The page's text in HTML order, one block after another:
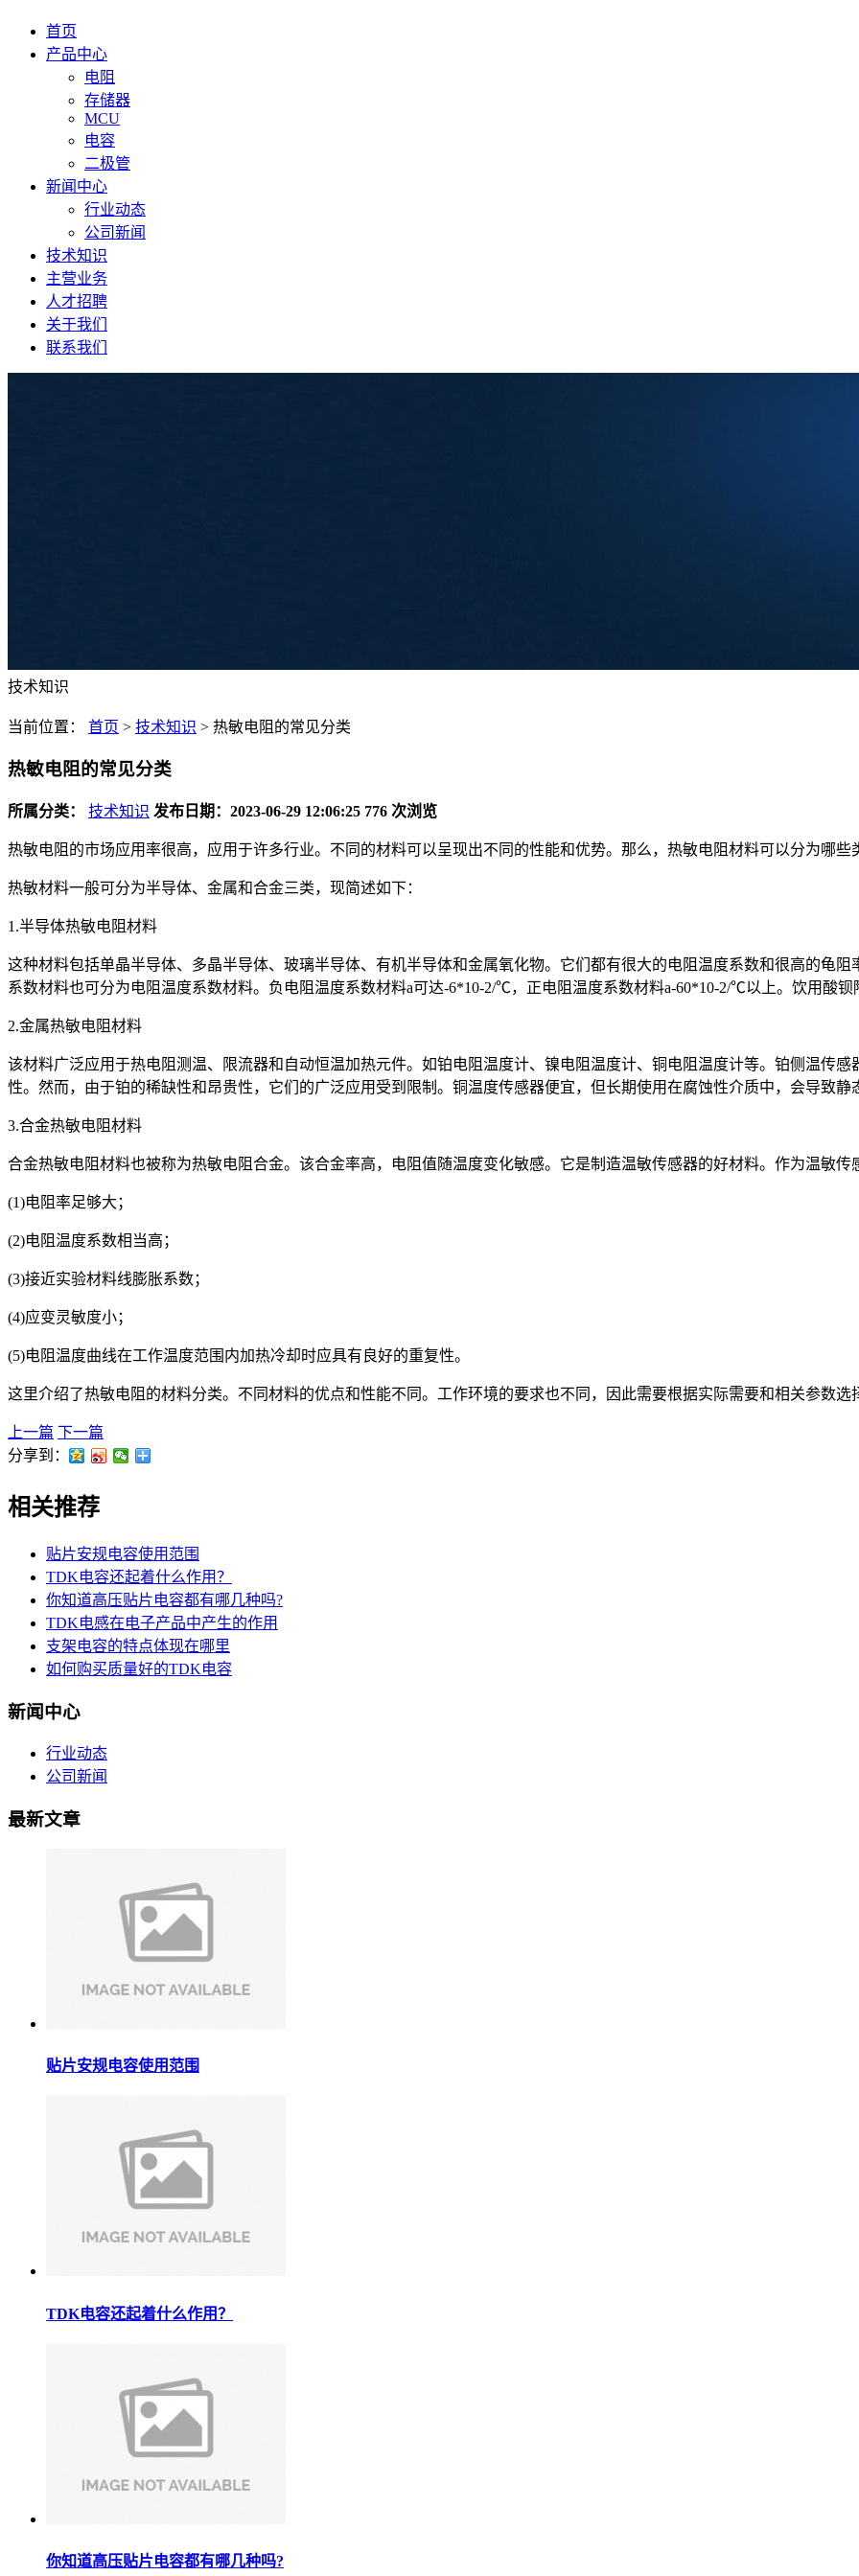
首页
产品中心
电阻
存储器
MCU
电容
二极管
新闻中心
行业动态
公司新闻
技术知识
主营业务
人才招聘
关于我们
联系我们
技术知识
当前位置： 首页 > 技术知识 > 热敏电阻的常见分类
热敏电阻的常见分类
所属分类： 技术知识 发布日期：2023-06-29 12:06:25 776 次浏览
热敏电阻的市场应用率很高，应用于许多行业。不同的材料可以呈现出不同的性能和优势。那么，热敏电阻材料可以分为哪些
热敏材料一般可分为半导体、金属和合金三类，现简述如下：
1.半导体热敏电阻材料
这种材料包括单晶半导体、多晶半导体、玻璃半导体、有机半导体和金属氧化物。它们都有很大的电阻温度系数和很高的龟
系数材料也可分为电阻温度系数材料。负电阻温度系数材料a可达-6*10-2/℃，正电阻温度系数材料a-60*10-2/℃以上。饮用酸钡
2.金属热敏电阻材料
该材料广泛应用于热电阻测温、限流器和自动恒温加热元件。如铂电阻温度计、镍电阻温度计、铜电阻温度计等。铂侧温传
性。然而，由于铂的稀缺性和昂贵性，它们的广泛应用受到限制。铜温度传感器便宜，但长期使用在腐蚀性介质中，会导致静
3.合金热敏电阻材料
合金热敏电阻材料也被称为热敏电阻合金。该合金率高，电阻值随温度变化敏感。它是制造温敏传感器的好材料。作为温敏传
(1)电阻率足够大；
(2)电阻温度系数相当高；
(3)接近实验材料线膨胀系数；
(4)应变灵敏度小；
(5)电阻温度曲线在工作温度范围内加热冷却时应具有良好的重复性。
这里介绍了热敏电阻的材料分类。不同材料的优点和性能不同。工作环境的要求也不同，因此需要根据实际需要和相关参数选
上一篇 下一篇
分享到：
相关推荐
贴片安规电容使用范围
TDK电容还起着什么作用？
你知道高压贴片电容都有哪几种吗?
TDK电感在电子产品中产生的作用
支架电容的特点体现在哪里
如何购买质量好的TDK电容
新闻中心
行业动态
公司新闻
最新文章
贴片安规电容使用范围
TDK电容还起着什么作用？
你知道高压贴片电容都有哪几种吗?